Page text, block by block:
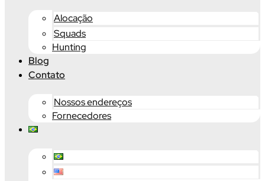
Alocação
Squads
Hunting
Blog
Contato
Nossos endereços
Fornecedores